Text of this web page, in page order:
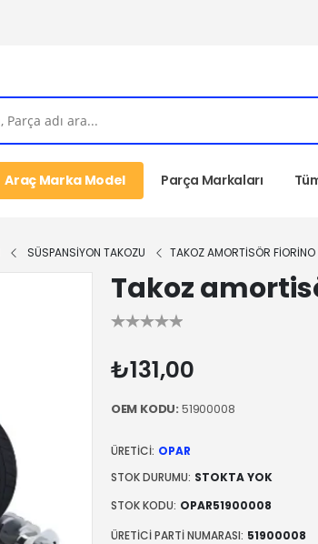
Araç Marka Model Parça Markaları
SÜSPANSİYON TAKOZU TAKOZ AMORTISÖR
Takoz
₺131,00
OEM KODU: 51900008
ÜRETICI: OPAR
STOK DURUMU: STOKTA YOK
STOK KODU: OPAR51900008
ÜRETICI PARTI NUMARASI: 51900008